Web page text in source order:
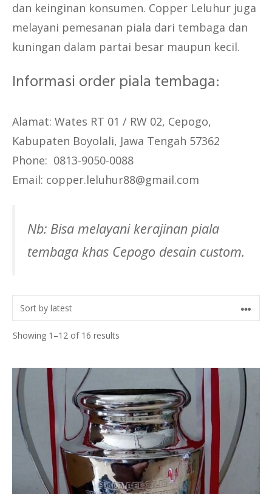
dan keinginan konsumen. Copper Leluhur juga
melayani pemesanan piala dari tembaga dan
kuningan dalam partai besar maupun kecil.
Informasi order piala tembaga:
Alamat: Wates RT 01 / RW 02, Cepogo,
Kabupaten Boyolali, Jawa Tengah 57362
Phone: 0813-9050-0088
Email: copper.leluhur88@gmail.com
Nb: Bisa melayani kerajinan piala
tembaga khas Cepogo desain custom.
Showing 1–12 of 16 results
latest